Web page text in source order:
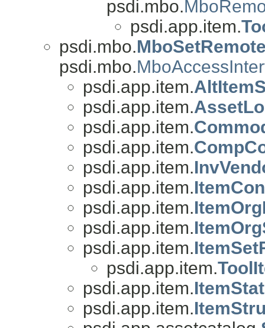
psdi.mbo.
psdi.app.item.
psdi.mbo.
psdi.mbo.
psdi.app.item.
psdi.app.item.
psdi.app.item.
psdi.app.item.
psdi.app.item.
psdi.app.item.
psdi.app.item.
psdi.app.item.
psdi.app.item.
psdi.app.item.
psdi.app.item.
psdi.app.item.